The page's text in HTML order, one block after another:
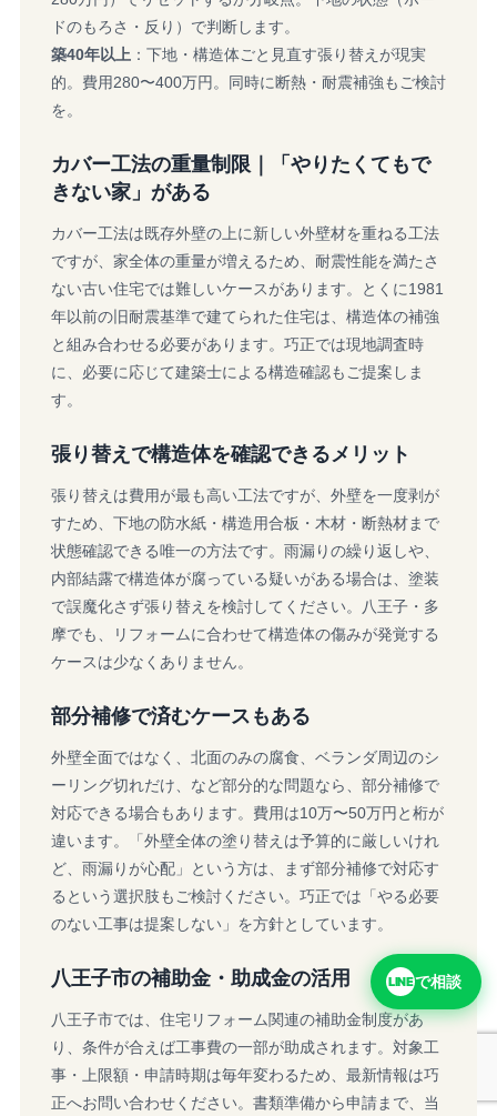
ドのもろさ・反り）で判断します。
築40年以上：下地・構造体ごと見直す張り替えが現実
的。費用280〜400万円。同時に断熱・耐震補強もご検討
を。
カバー工法の重量制限｜「やりたくてもで
きない家」がある
カバー工法は既存外壁の上に新しい外壁材を重ねる工法
ですが、家全体の重量が増えるため、耐震性能を満たさ
ない古い住宅では難しいケースがあります。とくに1981
年以前の旧耐震基準で建てられた住宅は、構造体の補強
と組み合わせる必要があります。巧正では現地調査時
に、必要に応じて建築士による構造確認もご提案しま
す。
張り替えで構造体を確認できるメリット
張り替えは費用が最も高い工法ですが、外壁を一度剥が
すため、下地の防水紙・構造用合板・木材・断熱材まで
状態確認できる唯一の方法です。雨漏りの繰り返しや、
内部結露で構造体が腐っている疑いがある場合は、塗装
で誤魔化さず張り替えを検討してください。八王子・多
摩でも、リフォームに合わせて構造体の傷みが発覚する
ケースは少なくありません。
部分補修で済むケースもある
外壁全面ではなく、北面のみの腐食、ベランダ周辺のシ
ーリング切れだけ、など部分的な問題なら、部分補修で
対応できる場合もあります。費用は10万〜50万円と桁が
違います。「外壁全体の塗り替えは予算的に厳しいけれ
ど、雨漏りが心配」という方は、まず部分補修で対応す
るという選択肢もご検討ください。巧正では「やる必要
のない工事は提案しない」を方針としています。
八王子市の補助金・助成金の活用
八王子市では、住宅リフォーム関連の補助金制度があ
り、条件が合えば工事費の一部が助成されます。対象工
事・上限額・申請時期は毎年変わるため、最新情報は巧
正へお問い合わせください。書類準備から申請まで、当
LINEで相談